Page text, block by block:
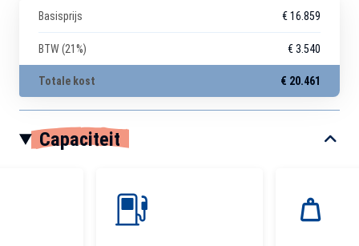
Basisprijs € 16.859
BTW (21%) € 3.540
Totale kost € 20.461
Capaciteit